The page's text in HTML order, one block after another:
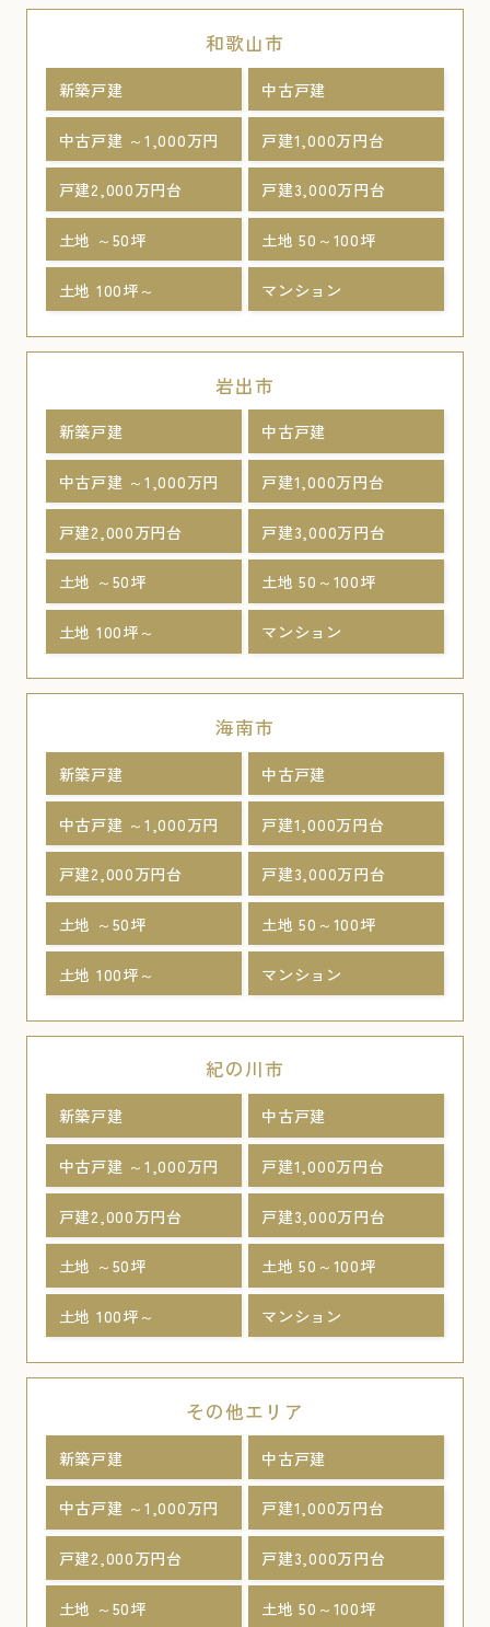
和歌山市
新築戸建 中古戸建
中古戸建 ～1,000万円 戸建1,000万円台
戸建2,000万円台 戸建3,000万円台
土地 ～50坪 土地 50～100坪
土地 100坪～ マンション
岩出市
新築戸建 中古戸建
中古戸建 ～1,000万円 戸建1,000万円台
戸建2,000万円台 戸建3,000万円台
土地 ～50坪 土地 50～100坪
土地 100坪～ マンション
海南市
新築戸建 中古戸建
中古戸建 ～1,000万円 戸建1,000万円台
戸建2,000万円台 戸建3,000万円台
土地 ～50坪 土地 50～100坪
土地 100坪～ マンション
紀の川市
新築戸建 中古戸建
中古戸建 ～1,000万円 戸建1,000万円台
戸建2,000万円台 戸建3,000万円台
土地 ～50坪 土地 50～100坪
土地 100坪～ マンション
その他エリア
新築戸建 中古戸建
中古戸建 ～1,000万円 戸建1,000万円台
戸建2,000万円台 戸建3,000万円台
土地 ～50坪 土地 50～100坪